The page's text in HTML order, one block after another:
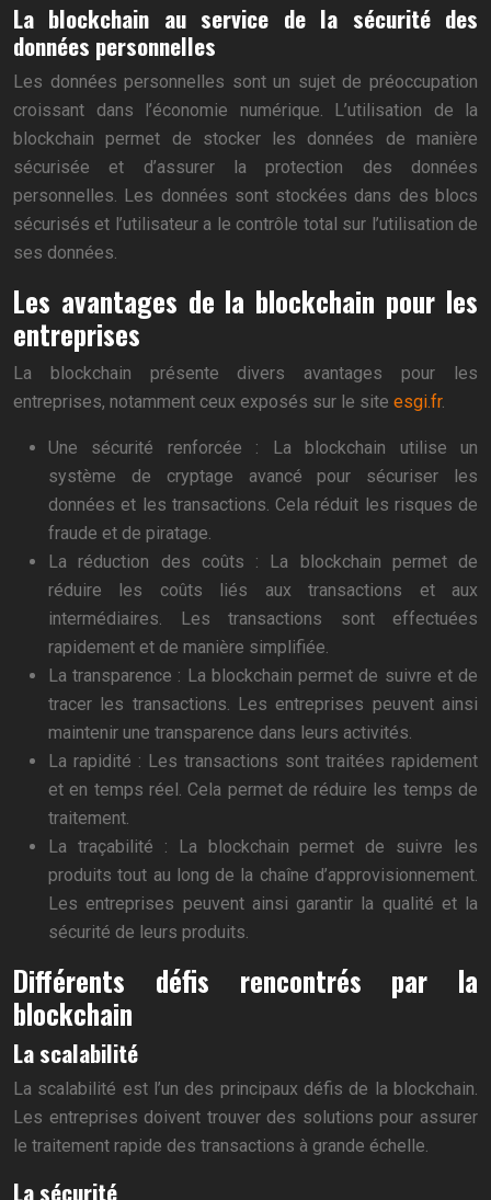
La blockchain au service de la sécurité des
données personnelles
Les données personnelles sont un sujet de préoccupation
croissant dans l’économie numérique. L’utilisation de la
blockchain permet de stocker les données de manière
sécurisée et d’assurer la protection des données
personnelles. Les données sont stockées dans des blocs
sécurisés et l’utilisateur a le contrôle total sur l’utilisation de
ses données.
Les avantages de la blockchain pour les
entreprises
La blockchain présente divers avantages pour les
entreprises, notamment ceux exposés sur le site esgi.fr.
Une sécurité renforcée : La blockchain utilise un
système de cryptage avancé pour sécuriser les
données et les transactions. Cela réduit les risques de
fraude et de piratage.
La réduction des coûts : La blockchain permet de
réduire les coûts liés aux transactions et aux
intermédiaires. Les transactions sont effectuées
rapidement et de manière simplifiée.
La transparence : La blockchain permet de suivre et de
tracer les transactions. Les entreprises peuvent ainsi
maintenir une transparence dans leurs activités.
La rapidité : Les transactions sont traitées rapidement
et en temps réel. Cela permet de réduire les temps de
traitement.
La traçabilité : La blockchain permet de suivre les
produits tout au long de la chaîne d’approvisionnement.
Les entreprises peuvent ainsi garantir la qualité et la
sécurité de leurs produits.
Différents défis rencontrés par la
blockchain
La scalabilité
La scalabilité est l’un des principaux défis de la blockchain.
Les entreprises doivent trouver des solutions pour assurer
le traitement rapide des transactions à grande échelle.
La sécurité